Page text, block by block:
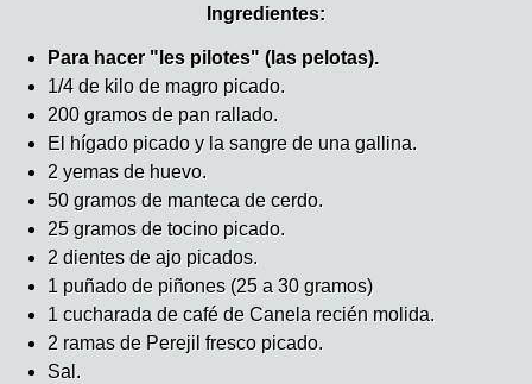
Ingredientes:
Para hacer "les pilotes" (las pelotas).
1/4 de kilo de magro picado.
200 gramos de pan rallado.
El hígado picado y la sangre de una gallina.
2 yemas de huevo.
50 gramos de manteca de cerdo.
25 gramos de tocino picado.
2 dientes de ajo picados.
1 puñado de piñones (25 a 30 gramos)
1 cucharada de café de Canela recién molida.
2 ramas de Perejil fresco picado.
Sal.